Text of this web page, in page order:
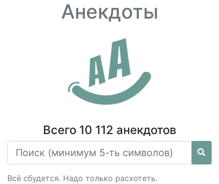
Анекдоты
Всего 10 112 анекдотов
Всё сбудется. Надо только расхотеть.